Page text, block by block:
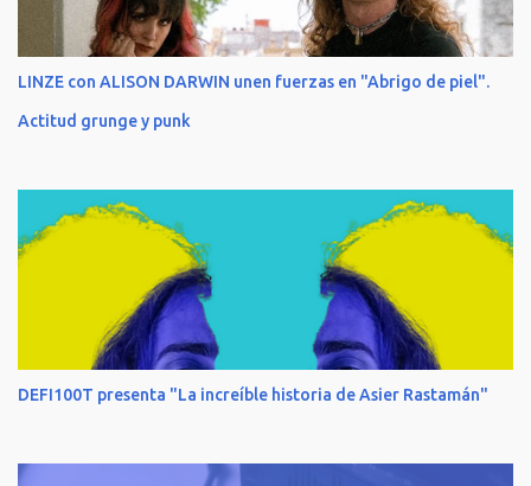
LINZE con ALISON DARWIN unen fuerzas en "Abrigo de piel".
Actitud grunge y punk
DEFI100T presenta "La increíble historia de Asier Rastamán"